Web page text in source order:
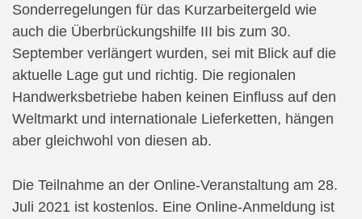
Sonderregelungen für das Kurzarbeitergeld wie
auch die Überbrückungshilfe III bis zum 30.
September verlängert wurden, sei mit Blick auf die
aktuelle Lage gut und richtig. Die regionalen
Handwerksbetriebe haben keinen Einfluss auf den
Weltmarkt und internationale Lieferketten, hängen
aber gleichwohl von diesen ab.
Die Teilnahme an der Online‐Veranstaltung am 28.
Juli 2021 ist kostenlos. Eine Online-Anmeldung ist